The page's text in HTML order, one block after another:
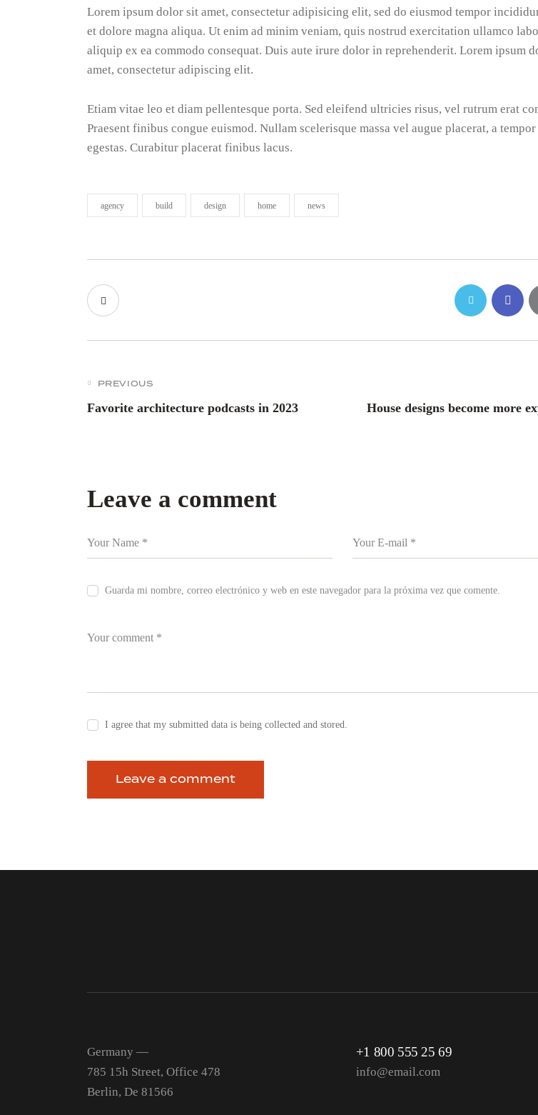
Lorem ipsum dolor sit amet, consectetur adipisicing elit, sed do eiusmod tempor
et dolore magna aliqua. Ut enim ad minim veniam, quis nostrud exercitation ullamco
aliquip ex ea commodo consequat. Duis aute irure dolor in reprehenderit. Lorem ipsum
amet, consectetur adipiscing elit.
Etiam vitae leo et diam pellentesque porta. Sed eleifend ultricies risus, vel rutrum erat
Praesent finibus congue euismod. Nullam scelerisque massa vel augue placerat, a tempor
egestas. Curabitur placerat finibus lacus.
agency build design home news
PREVIOUS
Favorite architecture podcasts in 2023
House designs become more
Leave a comment
Guarda mi nombre, correo electrónico y web en este navegador para la próxima vez que comente.
I agree that my submitted data is being collected and stored.
Germany —
785 15h Street, Office 478
Berlin, De 81566
+1 800 555 25 69
info@email.com